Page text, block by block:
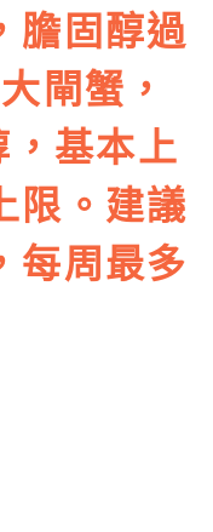
膽固醇過
閘蟹，
基本上
限。建議
每周最多